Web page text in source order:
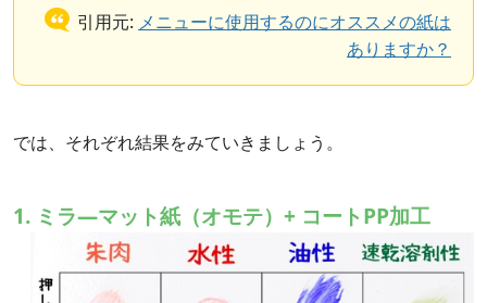
引用元: メニューに使用するのにオススメの紙は
ありますか？
では、それぞれ結果をみていきましょう。
1. ミラ—マット紙（オモテ）+ コートPP加工